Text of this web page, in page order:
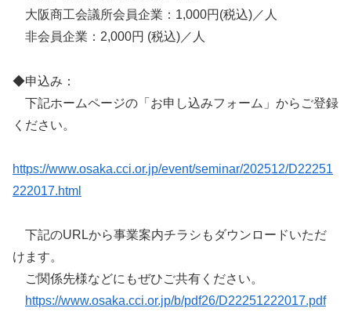
大阪商工会議所会員企業：1,000円(税込)／人
非会員企業：2,000円 (税込)／人
◆申込み：
下記ホームページの「お申し込みフォーム」からご登録
ください。
https://www.osaka.cci.or.jp/event/seminar/202512/D22251
222017.html
下記のURLから事業案内チラシもダウンロードいただ
けます。
ご関係先様などにもぜひご共有ください。
https://www.osaka.cci.or.jp/b/pdf26/D22251222017.pdf